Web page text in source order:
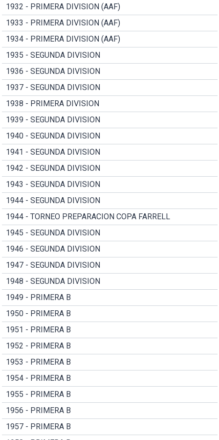
1932 - PRIMERA DIVISION (AAF)
1933 - PRIMERA DIVISION (AAF)
1934 - PRIMERA DIVISION (AAF)
1935 - SEGUNDA DIVISION
1936 - SEGUNDA DIVISION
1937 - SEGUNDA DIVISION
1938 - PRIMERA DIVISION
1939 - SEGUNDA DIVISION
1940 - SEGUNDA DIVISION
1941 - SEGUNDA DIVISION
1942 - SEGUNDA DIVISION
1943 - SEGUNDA DIVISION
1944 - SEGUNDA DIVISION
1944 - TORNEO PREPARACION COPA FARRELL
1945 - SEGUNDA DIVISION
1946 - SEGUNDA DIVISION
1947 - SEGUNDA DIVISION
1948 - SEGUNDA DIVISION
1949 - PRIMERA B
1950 - PRIMERA B
1951 - PRIMERA B
1952 - PRIMERA B
1953 - PRIMERA B
1954 - PRIMERA B
1955 - PRIMERA B
1956 - PRIMERA B
1957 - PRIMERA B